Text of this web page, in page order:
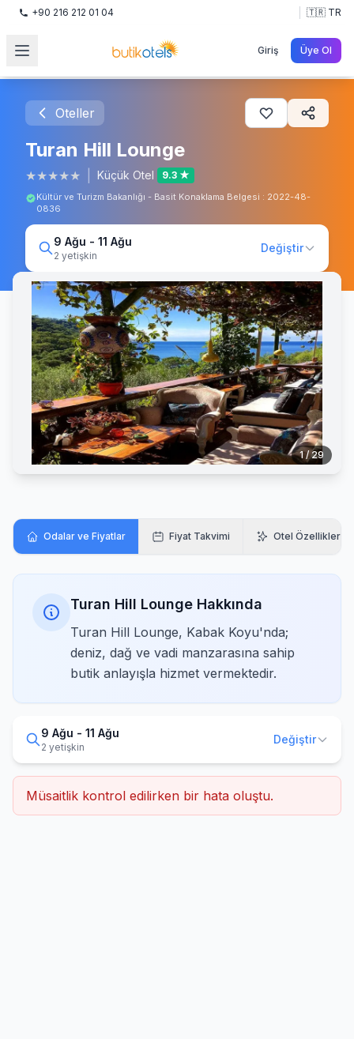
+90 216 212 01 04 🇹🇷 TR
Giriş Üye Ol
Oteller
Turan Hill Lounge
★★★★★ Küçük Otel 9.3 ★
Kültür ve Turizm Bakanlığı - Basit Konaklama Belgesi : 2022-48-
0836
9 Ağu - 11 Ağu
2 yetişkin
Değiştir
1 / 29
Odalar ve Fiyatlar Fiyat Takvimi Otel Özellikleri
Turan Hill Lounge Hakkında
Turan Hill Lounge, Kabak Koyu'nda;
deniz, dağ ve vadi manzarasına sahip
butik anlayışla hizmet vermektedir.
9 Ağu - 11 Ağu
2 yetişkin
Değiştir
Müsaitlik kontrol edilirken bir hata oluştu.